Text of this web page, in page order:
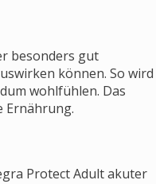
besonders gut
können. So wird
wohlfühlen. Das
Ernährung.
Protect Adult akuter